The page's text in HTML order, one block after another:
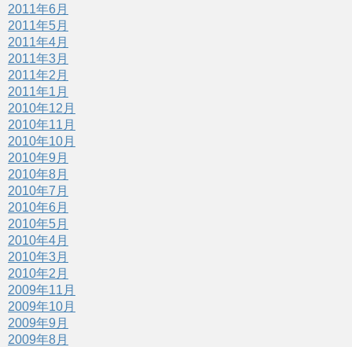
2011年6月
2011年5月
2011年4月
2011年3月
2011年2月
2011年1月
2010年12月
2010年11月
2010年10月
2010年9月
2010年8月
2010年7月
2010年6月
2010年5月
2010年4月
2010年3月
2010年2月
2009年11月
2009年10月
2009年9月
2009年8月